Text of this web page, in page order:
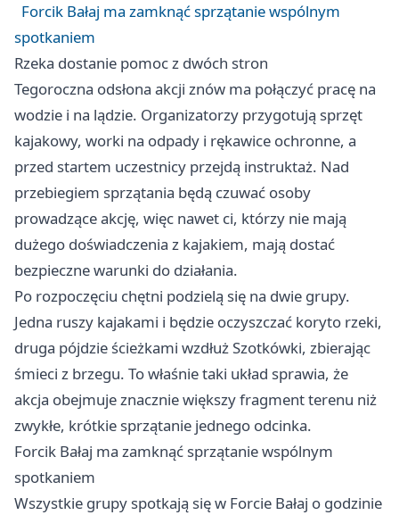
Forcik Bałaj ma zamknąć sprzątanie wspólnym
spotkaniem
Rzeka dostanie pomoc z dwóch stron
Tegoroczna odsłona akcji znów ma połączyć pracę na
wodzie i na lądzie. Organizatorzy przygotują sprzęt
kajakowy, worki na odpady i rękawice ochronne, a
przed startem uczestnicy przejdą instruktaż. Nad
przebiegiem sprzątania będą czuwać osoby
prowadzące akcję, więc nawet ci, którzy nie mają
dużego doświadczenia z kajakiem, mają dostać
bezpieczne warunki do działania.
Po rozpoczęciu chętni podzielą się na dwie grupy.
Jedna ruszy kajakami i będzie oczyszczać koryto rzeki,
druga pójdzie ścieżkami wzdłuż Szotkówki, zbierając
śmieci z brzegu. To właśnie taki układ sprawia, że
akcja obejmuje znacznie większy fragment terenu niż
zwykłe, krótkie sprzątanie jednego odcinka.
Forcik Bałaj ma zamknąć sprzątanie wspólnym
spotkaniem
Wszystkie grupy spotkają się w Forcie Bałaj o godzinie